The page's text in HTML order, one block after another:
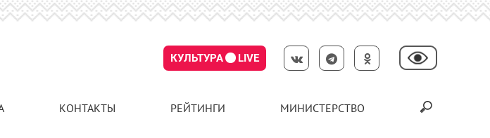
КУЛЬТУРА LIVE
КОНТАКТЫ РЕЙТИНГИ МИНИСТЕРСТВО